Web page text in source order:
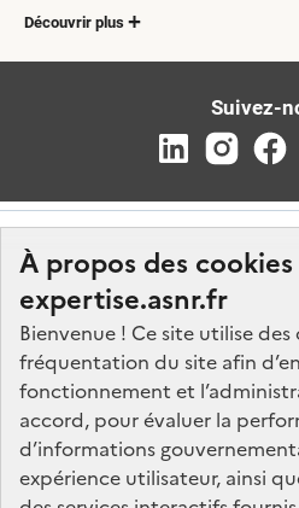
À propos des
expertise.asnr.fr
Bienvenue ! Ce site utilise
fréquentation du site afin
fonctionnement et
accord, pour évaluer la
d’informations
expérience utilisateur, ainsi
Découvrir plus
Suivez-
Nos marchés
Nos offres d'emploi
FAQ
Glossaire